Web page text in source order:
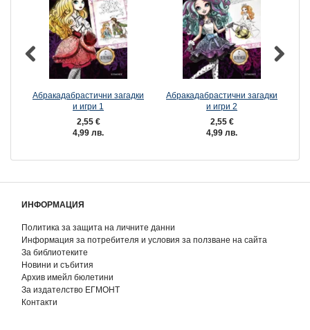
Абракадабрастични загадки
и игри 1
2,55 €
4,99 лв.
Абракадабрастични загадки
и игри 2
2,55 €
4,99 лв.
ИНФОРМАЦИЯ
Политика за защита на личните данни
Информация за потребителя и условия за ползване на сайта
За библиотеките
Новини и събития
Архив имейл бюлетини
За издателство ЕГМОНТ
Контакти